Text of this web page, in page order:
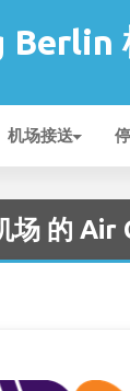
Berlin
机场接送
的 Air